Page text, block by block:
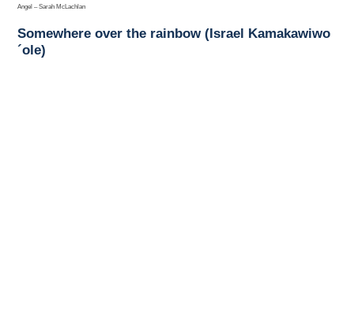
Angel – Sarah McLachlan
Somewhere over the rainbow (Israel Kamakawiwo
´ole)